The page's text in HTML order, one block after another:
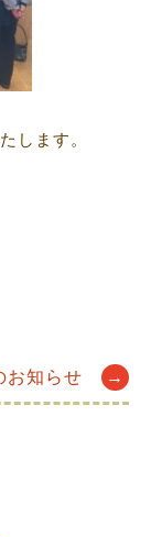
します。
お知らせ →